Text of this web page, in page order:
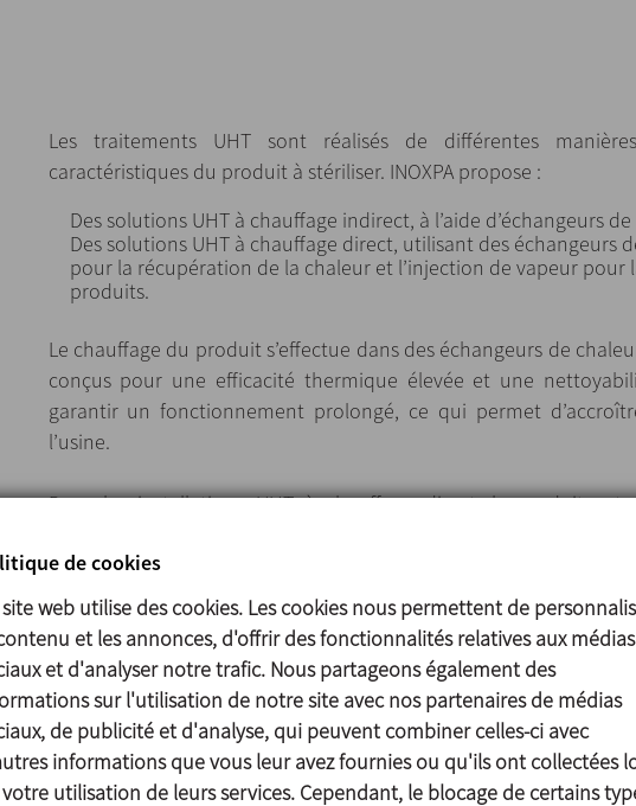
Les traitements UHT sont réalisés de différentes
caractéristiques du produit à stériliser. INOXPA propose :
Des solutions UHT à chauffage indirect, à l’aide d’échangeurs
Des solutions UHT à chauffage direct, utilisant des échangeurs
pour la récupération de la chaleur et l’injection de vapeur pour
produits.
Le chauffage du produit s’effectue dans des échangeurs de
conçus pour une efficacité thermique élevée et une
garantir un fonctionnement prolongé, ce qui permet
l’usine.
Dans les installations UHT à chauffage direct, le produit est
récupération de chaleur dans l’échangeur de chaleur
température de stérilisation est atteinte par injection de
refroidissement rapide pour éliminer l’excès d’eau causé par
vapeur.
Un échange thermique excellent et un contrôle très précis
garantissent un traitement en douceur du produit afin de
nutritionnelles et organoleptiques.
de cookies
site web utilise des cookies. Les cookies nous permettent de
et les annonces, d'offrir des fonctionnalités relatives aux médias
et d'analyser notre trafic. Nous partageons également des
sur l'utilisation de notre site avec nos partenaires de médias
de publicité et d'analyse, qui peuvent combiner celles-ci avec
informations que vous leur avez fournies ou qu'ils ont collectées
utilisation de leurs services. Cependant, le blocage de certains